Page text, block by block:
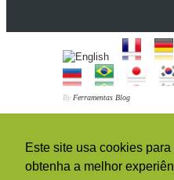
Este site usa cookies
obtenha a melhor
By Ferramentas Blog